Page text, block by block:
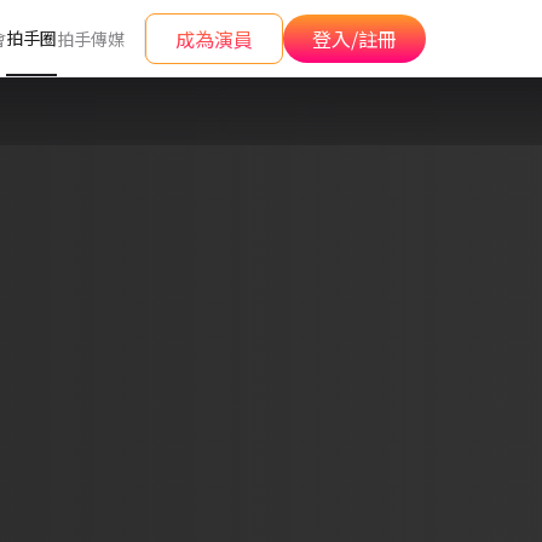
拍手圈拍手傳媒 成為演員 登入/註冊